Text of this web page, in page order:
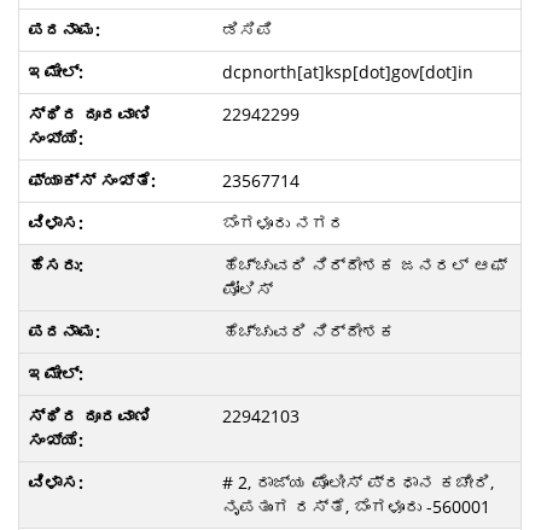
ಡಿಸಿಪಿ
dcpnorth[at]ksp[dot]gov[dot]in
22942299
23567714
ಬೆಂಗಳೂರು ನಗರ
ಹೆಚ್ಚುವರಿ ನಿರ್ದೇಶಕ ಜನರಲ್ ಆಫ್
ಪೋಲಿಸ್
ಹೆಚ್ಚುವರಿ ನಿರ್ದೇಶಕ
22942103
# 2, ರಾಜ್ಯ ಪೊಲೀಸ್ ಪ್ರಧಾನ ಕಚೇರಿ,
ನೃಪತುಂಗ ರಸ್ತೆ, ಬೆಂಗಳೂರು -560001